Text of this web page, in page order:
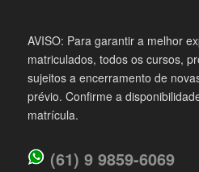
AVISO: Para garantir a melhor
matriculados, todos os cursos,
sujeitos a encerramento de
prévio. Confirme a
matrícula.
(61) 9 9859-6069